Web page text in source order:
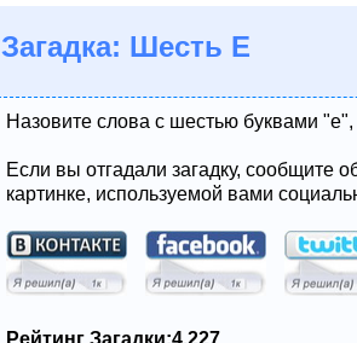
Загадка: Шесть Е
Назовите слова с шестью буквами
Если вы отгадали загадку, сообщите
картинке, используемой вами